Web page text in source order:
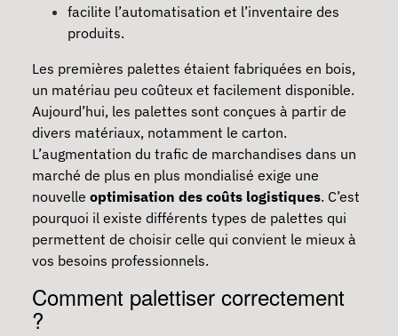
facilite l’automatisation et l’inventaire des
produits.
Les premières palettes étaient fabriquées en bois,
un matériau peu coûteux et facilement disponible.
Aujourd’hui, les palettes sont conçues à partir de
divers matériaux, notamment le carton.
L’augmentation du trafic de marchandises dans un
marché de plus en plus mondialisé exige une
nouvelle optimisation des coûts logistiques. C’est
pourquoi il existe différents types de palettes qui
permettent de choisir celle qui convient le mieux à
vos besoins professionnels.
Comment palettiser correctement
?